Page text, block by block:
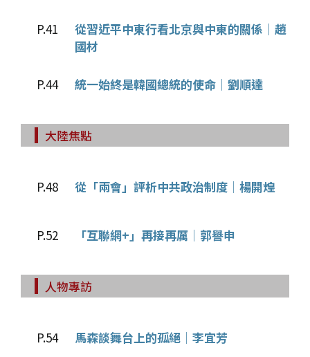
P.41
從習近平中東行看北京與中東的關係｜趙
國材
P.44 統一始終是韓國總統的使命│劉順達
大陸焦點
P.48 從「兩會」評析中共政治制度│楊開煌
P.52 「互聯網+」再接再厲│郭譽申
人物專訪
P.54 馬森談舞台上的孤絕│李宜芳